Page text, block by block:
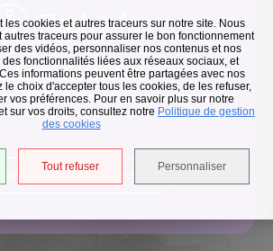
les cookies et autres traceurs sur notre site. Nous
traceurs pour assurer le bon fonctionnement
des vidéos, personnaliser nos contenus et nos
fonctionnalités liées aux réseaux sociaux, et
informations peuvent être partagées avec nos
le choix d'accepter tous les cookies, de les refuser,
vos préférences. Pour en savoir plus sur notre
sur vos droits, consultez notre Politique de gestion
des cookies
Tout refuser Personnaliser
Flash infos
Collecte des déchets
le passage de nos camions
d'une heure jusqu'au 14 août.
Accéder à l'univers déchets
adaptés aux périodes de fortes